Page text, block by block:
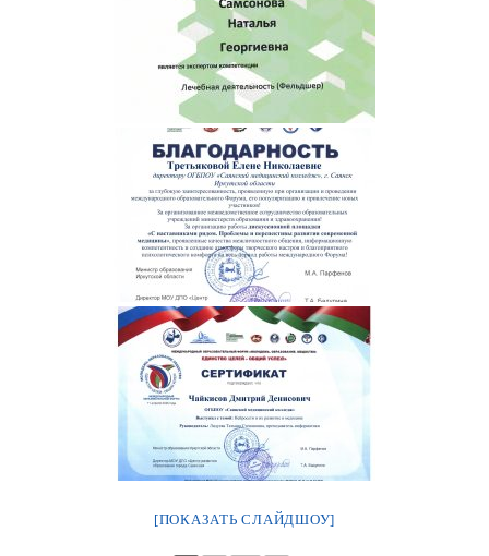
[ПОКАЗАТЬ СЛАЙДШОУ]